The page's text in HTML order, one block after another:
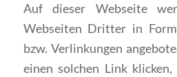
Auf dieser Webseite
Webseiten Dritter in
bzw. Verlinkungen
einen solchen Link